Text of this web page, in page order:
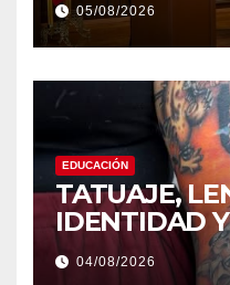
05/08/2026
EDUCACIÓN
TATUAJE,
IDENTIDAD
04/08/2026